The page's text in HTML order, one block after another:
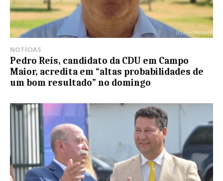
NOTÍCIAS
Pedro Reis, candidato da CDU em Campo
Maior, acredita em “altas probabilidades de
um bom resultado” no domingo